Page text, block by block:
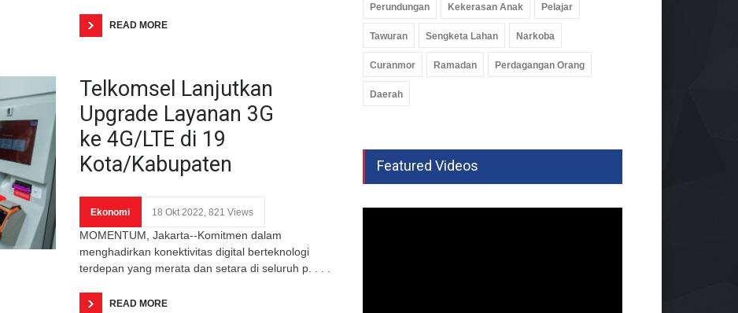
READ MORE
Telkomsel Lanjutkan
Upgrade Layanan 3G
ke 4G/LTE di 19
Kota/Kabupaten
Ekonomi 18 Okt 2022, 821 Views
MOMENTUM, Jakarta--Komitmen dalam
menghadirkan konektivitas digital berteknologi
terdepan yang merata dan setara di seluruh p. . . .
READ MORE
Perundungan Kekerasan Anak Pelajar
Tawuran Sengketa Lahan Narkoba
Curanmor Ramadan Perdagangan Orang
Daerah
Featured Videos